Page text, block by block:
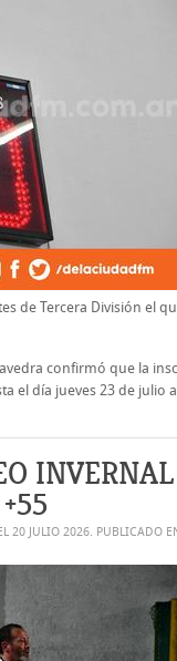
de Tercera División el
confirmó que la
el día jueves 23 de julio
20 JULIO 2026. PUBLICADO